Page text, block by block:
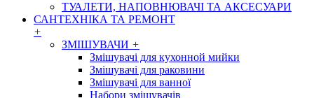
ТУАЛЕТИ, НАПОВНЮВАЧІ ТА АКСЕСУАРИ
САНТЕХНІКА ТА РЕМОНТ
+
ЗМІШУВАЧИ +
Змішувачі для кухонной мийки
Змішувачі для раковини
Змішувачі для ванної
Набори змішувачів